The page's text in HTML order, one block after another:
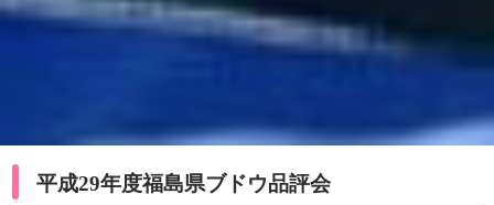
平成29年度福島県ブドウ品評会